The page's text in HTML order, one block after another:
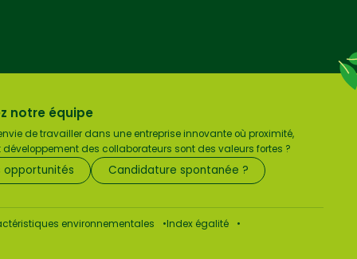
notre équipe
de travailler dans une entreprise innovante où proximité,
développement des collaborateurs sont des valeurs fortes ?
opportunités Candidature spontanée ?
environnementales
Index égalité